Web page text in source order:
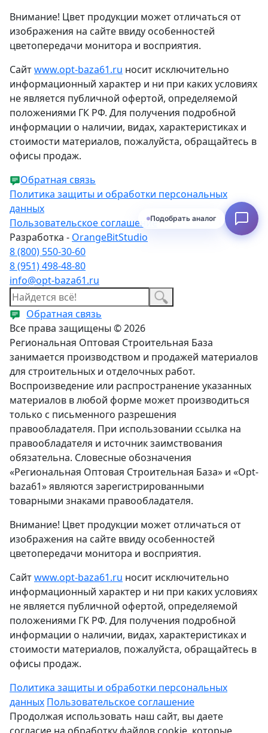
Внимание! Цвет продукции может отличаться от
изображения на сайте ввиду особенностей
цветопередачи монитора и восприятия.
Сайтwww.opt-baza61.ru носит исключительно
информационный характер и ни при каких условиях
не является публичной офертой, определяемой
положениями ГК РФ. Для получения подробной
информации о наличии, видах, характеристиках и
стоимости материалов, пожалуйста, обращайтесь в
офисы продаж.
Обратная связь
Политика защиты и обработки персональных
данных
Пользовательское соглашение
Разработка - OrangeBitStudio
8 (800) 550-30-60
8 (951) 498-48-80
info@opt-baza61.ru
Обратная связь
Все права защищены © 2026
Региональная Оптовая Строительная База
занимается производством и продажей материалов
для строительных и отделочных работ.
Воспроизведение или распространение указанных
материалов в любой форме может производиться
только с письменного разрешения
правообладателя. При использовании ссылка на
правообладателя и источник заимствования
обязательна. Словесные обозначения
«Региональная Оптовая Строительная База» и «Opt-
baza61» являются зарегистрированными
товарными знаками правообладателя.
Внимание! Цвет продукции может отличаться от
изображения на сайте ввиду особенностей
цветопередачи монитора и восприятия.
Сайтwww.opt-baza61.ru носит исключительно
информационный характер и ни при каких условиях
не является публичной офертой, определяемой
положениями ГК РФ. Для получения подробной
информации о наличии, видах, характеристиках и
стоимости материалов, пожалуйста, обращайтесь в
офисы продаж.
Политика защиты и обработки персональных
данных Пользовательское соглашение
Продолжая использовать наш сайт, вы даете
Подобрать аналог